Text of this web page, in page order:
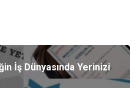
İş Dünyasında Yerinizi